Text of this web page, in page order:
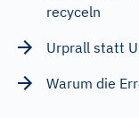
recyceln
Urprall statt
Warum die